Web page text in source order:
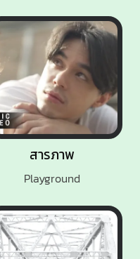
สารภาพ
Playground